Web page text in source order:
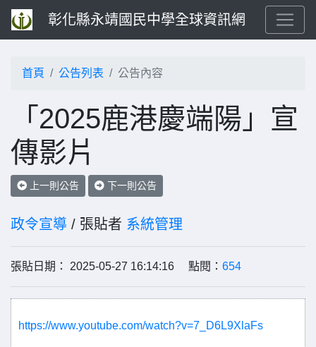
彰化縣永靖國民中學全球資訊網
首頁 公告列表 公告內容
「2025鹿港慶端陽」宣
傳影片
上一則公告 下一則公告
政令宣導 / 張貼者 系統管理
張貼日期： 2025-05-27 16:14:16 點閱： 654
https://www.youtube.com/watch?v=7_D6L9XlaFs